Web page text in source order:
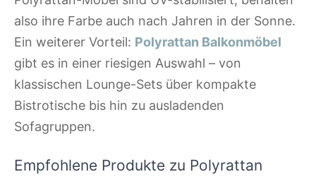
also ihre Farbe auch nach Jahren in der Sonne.
Ein weiterer Vorteil: Polyrattan Balkonmöbel
gibt es in einer riesigen Auswahl – von
klassischen Lounge-Sets über kompakte
Bistrotische bis hin zu ausladenden
Sofagruppen.
Empfohlene Produkte zu Polyrattan